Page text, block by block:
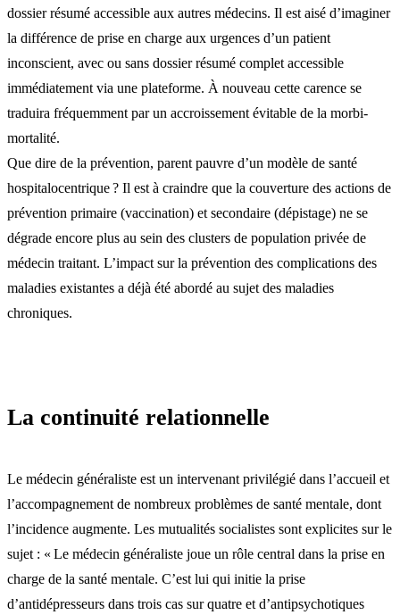
dossier résumé accessible aux autres médecins. Il est aisé d’imaginer
la différence de prise en charge aux urgences d’un patient
inconscient, avec ou sans dossier résumé complet accessible
immédiatement via une plateforme. À nouveau cette carence se
traduira fréquemment par un accroissement évitable de la morbi-
mortalité.
Que dire de la prévention, parent pauvre d’un modèle de santé
hospitalocentrique ? Il est à craindre que la couverture des actions de
prévention primaire (vaccination) et secondaire (dépistage) ne se
dégrade encore plus au sein des clusters de population privée de
médecin traitant. L’impact sur la prévention des complications des
maladies existantes a déjà été abordé au sujet des maladies
chroniques.
La continuité relationnelle
Le médecin généraliste est un intervenant privilégié dans l’accueil et
l’accompagnement de nombreux problèmes de santé mentale, dont
l’incidence augmente. Les mutualités socialistes sont explicites sur le
sujet : « Le médecin généraliste joue un rôle central dans la prise en
charge de la santé mentale. C’est lui qui initie la prise
d’antidépresseurs dans trois cas sur quatre et d’antipsychotiques